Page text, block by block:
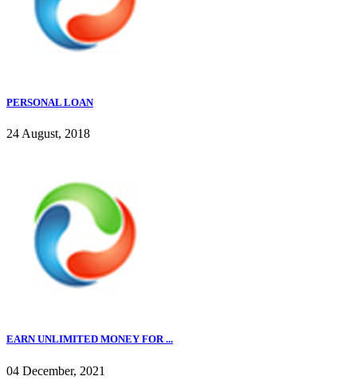
PERSONAL LOAN
24 August, 2018
EARN UNLIMITED MONEY FOR ...
04 December, 2021